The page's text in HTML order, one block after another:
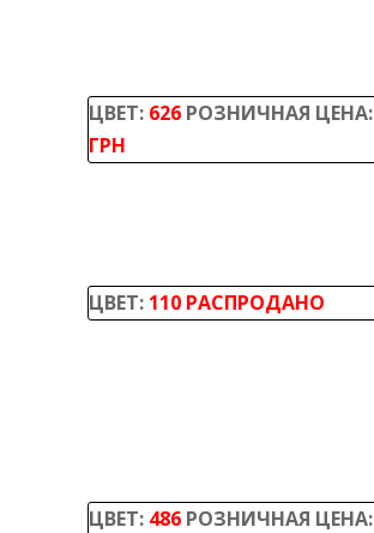
ЦВЕТ: 626 РОЗНИЧНАЯ ЦЕНА:
ГРН
ЦВЕТ: 110 РАСПРОДАНО
ЦВЕТ: 486 РОЗНИЧНАЯ ЦЕНА: